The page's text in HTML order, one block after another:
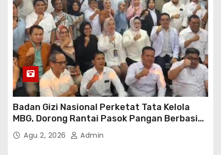
Badan Gizi Nasional Perketat Tata Kelola
MBG, Dorong Rantai Pasok Pangan Berbasis
Petani Lokal
Agu 2, 2026 Admin